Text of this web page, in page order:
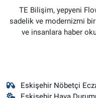
TE Bilişim, yepyeni
sadelik ve modernizmi
ve insanlara haber
Eskişehir Nöbetçi